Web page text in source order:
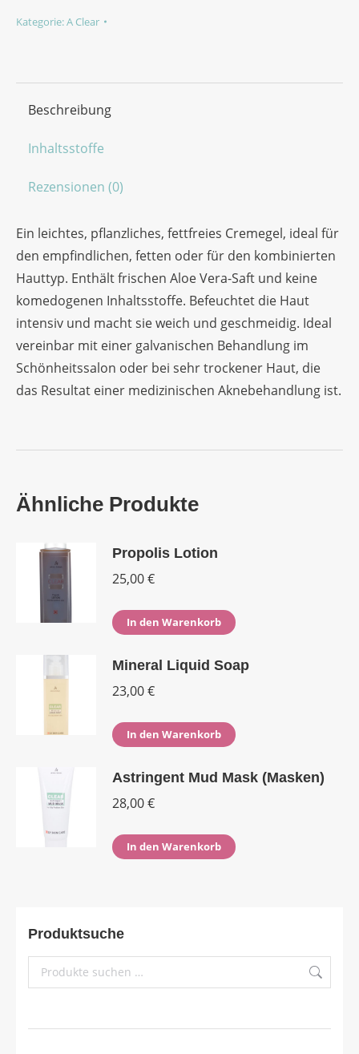
Kategorie:A Clear
Beschreibung
Inhaltsstoffe
Rezensionen (0)
Ein leichtes, pflanzliches, fettfreies Cremegel, ideal für
den empfindlichen, fetten oder für den kombinierten
Hauttyp. Enthält frischen Aloe Vera-Saft und keine
komedogenen Inhaltsstoffe. Befeuchtet die Haut
intensiv und macht sie weich und geschmeidig. Ideal
vereinbar mit einer galvanischen Behandlung im
Schönheitssalon oder bei sehr trockener Haut, die
das Resultat einer medizinischen Aknebehandlung ist.
Ähnliche Produkte
Propolis Lotion
25,00€
In den Warenkorb
Mineral Liquid Soap
23,00€
In den Warenkorb
Astringent Mud Mask (Masken)
28,00€
In den Warenkorb
Produktsuche